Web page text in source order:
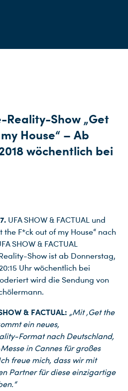
Reality-Show „Get
House“ – Ab
wöchentlich bei
UFA SHOW & FACTUAL und
the F*ck out of my House“ nach
SHOW & FACTUAL
Show ist ab Donnerstag,
Uhr wöchentlich bei
wird die Sendung von
& FACTUAL: „Mit ‚Get the
ein neues,
Format nach Deutschland,
in Cannes für großes
freue mich, dass wir mit
Partner für diese einzigartige